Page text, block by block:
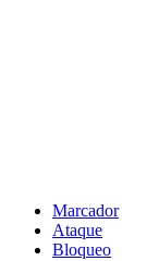
Marcador
Ataque
Bloqueo